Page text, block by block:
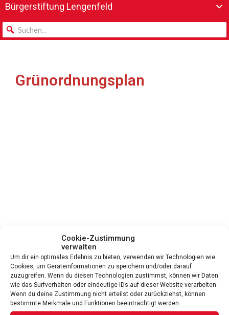
Cookie-Zustimmung
verwalten
Um dir ein optimales Erlebnis zu bieten, verwenden wir Technologien wie
Cookies, um Geräteinformationen zu speichern und/oder darauf
zuzugreifen. Wenn du diesen Technologien zustimmst, können wir Daten
wie das Surfverhalten oder eindeutige IDs auf dieser Website verarbeiten.
Wenn du deine Zustimmung nicht erteilst oder zurückziehst, können
bestimmte Merkmale und Funktionen beeinträchtigt werden.
Bürgerstiftung Lengenfeld
Bürgerservice
Grünordnungsplan